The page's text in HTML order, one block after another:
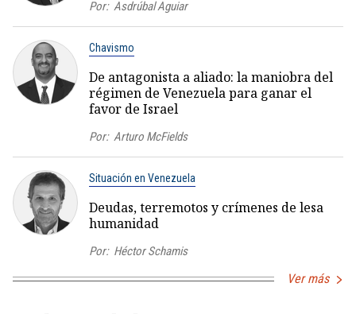
Por: Asdrúbal Aguiar
Chavismo
De antagonista a aliado: la maniobra del
régimen de Venezuela para ganar el
favor de Israel
Por: Arturo McFields
Situación en Venezuela
Deudas, terremotos y crímenes de lesa
humanidad
Por: Héctor Schamis
Ver más